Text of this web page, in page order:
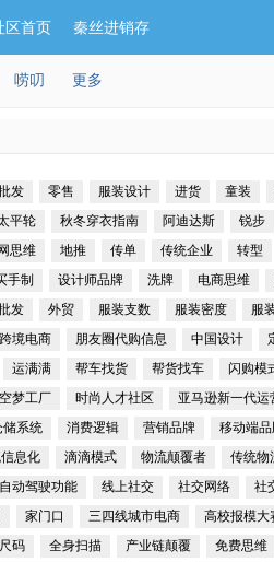
区首页 秦丝进销存
唠叨 更多
发 零售 服装设计 进货 童装
平轮 秋冬穿衣指南 阿迪达斯 锐步
思维 地推 传单 传统企业 转型
手制 设计师品牌 洗牌 电商思维
发 外贸 服装支数 服装密度 服
跨境电商 朋友圈代购信息 中国设计
运满满 帮车找货 帮货找车 闪购模
梦工厂 时尚人才社区 亚马逊新一代运
储系统 消费逻辑 营销品牌 移动端
息化 滴滴模式 物流颠覆者 传统物
自动驾驶功能 线上社交 社交网络 社
家门口 三四线城市电商 高校报模大
码 全身扫描 产业链颠覆 免费思维